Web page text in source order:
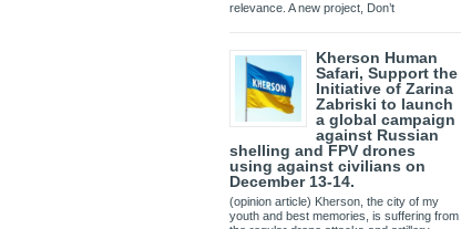
relevance. A new project, Don’t
Kherson Human
Safari, Support the
Initiative of Zarina
Zabriski to launch
a global campaign
against Russian
shelling and FPV drones
using against civilians on
December 13-14.
(opinion article) Kherson, the city of my
youth and best memories, is suffering from